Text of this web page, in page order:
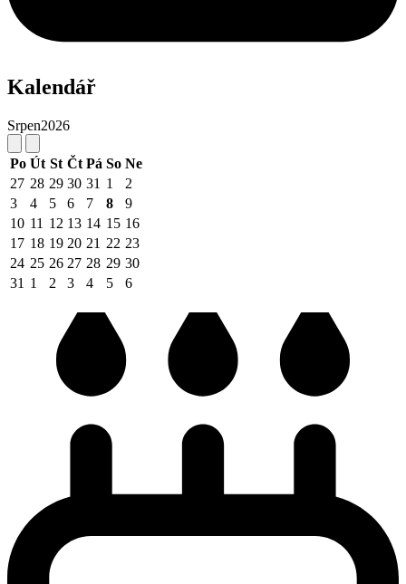
Kalendář
Srpen2026
Po Út St Čt Pá So Ne
27 28 29 30 31 1
2
3
4 5 6 7 8
9
10 11 12 13 14 15 16
17 18 19 20 21 22 23
24 25 26 27 28 29 30
31 1 2 3 4 5 6